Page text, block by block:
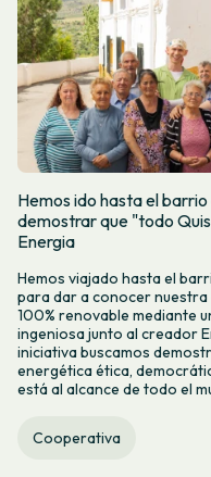
Hemos ido hasta el
demostrar que "todo
Energia
Hemos viajado hasta el
para dar a conocer
100% renovable mediante
ingeniosa junto al creador
iniciativa buscamos
energética ética,
está al alcance de todo el
Cooperativa